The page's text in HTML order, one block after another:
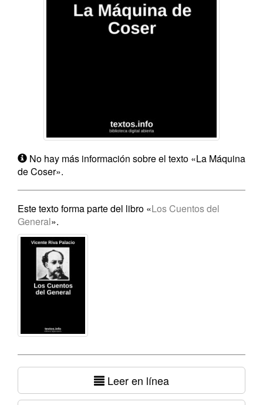
No hay más información sobre el texto «La Máquina
de Coser».
Este texto forma parte del libro «Los Cuentos del
General».
Leer en línea